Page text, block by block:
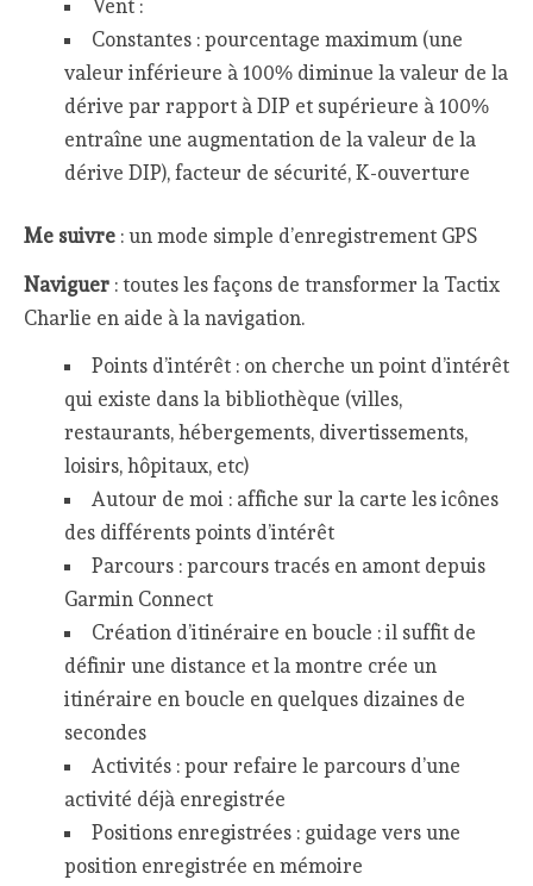
Vent :
Constantes : pourcentage maximum (une
valeur inférieure à 100% diminue la valeur de la
dérive par rapport à DIP et supérieure à 100%
entraîne une augmentation de la valeur de la
dérive DIP), facteur de sécurité, K-ouverture
Me suivre : un mode simple d’enregistrement GPS
Naviguer : toutes les façons de transformer la Tactix
Charlie en aide à la navigation.
Points d’intérêt : on cherche un point d’intérêt
qui existe dans la bibliothèque (villes,
restaurants, hébergements, divertissements,
loisirs, hôpitaux, etc)
Autour de moi : affiche sur la carte les icônes
des différents points d’intérêt
Parcours : parcours tracés en amont depuis
Garmin Connect
Création d’itinéraire en boucle : il suffit de
définir une distance et la montre crée un
itinéraire en boucle en quelques dizaines de
secondes
Activités : pour refaire le parcours d’une
activité déjà enregistrée
Positions enregistrées : guidage vers une
position enregistrée en mémoire